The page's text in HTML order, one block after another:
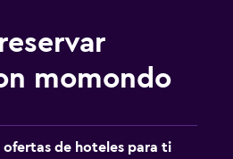
momondo
ofertas de hoteles para ti